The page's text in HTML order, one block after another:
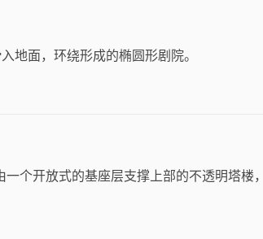
地面，环绕形成的椭圆形剧院。
个开放式的基座层支撑上部的不透明塔楼，